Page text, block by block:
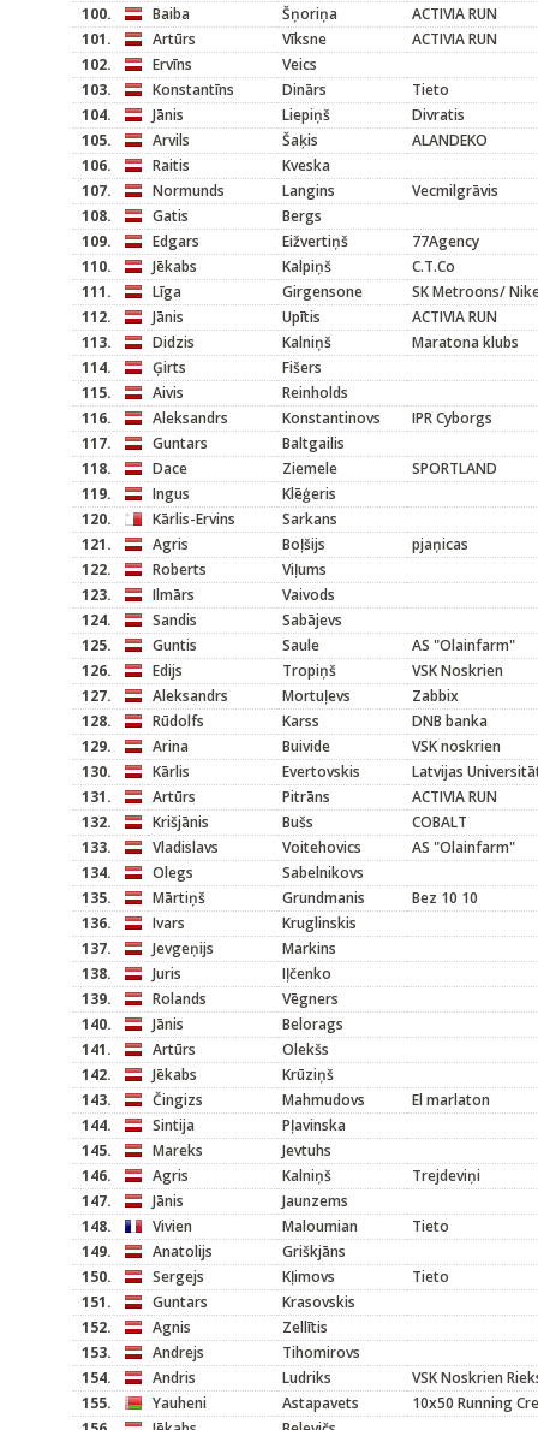
100.
Baiba Šņoriņa
ACTIVIA RUN
101.
Artūrs Vīksne
ACTIVIA RUN
102.
Ervīns
Veics
103.
Konstantīns Dinārs
Tieto
104.
Jānis Liepiņš
Divratis
105.
Arvils Šaķis
ALANDEKO
106.
Raitis
Kveska
107.
Normunds Langins
Vecmilgrāvis
108.
Gatis
Bergs
109.
Edgars Eižvertiņš
77Agency
110.
Jēkabs Kalpiņš
C.T.Co
111.
Līga Girgensone
SK Metroons/
112.
Jānis Upītis
ACTIVIA RUN
113.
Didzis Kalniņš
Maratona klubs
114.
Ģirts
Fišers
115.
Aivis
Reinholds
116.
Aleksandrs Konstantinovs
IPR Cyborgs
117.
Guntars
Baltgailis
118.
Dace Ziemele
SPORTLAND
119.
Ingus
Klēģeris
120.
Kārlis-Ervins
Sarkans
121.
Agris Boļšijs
pjaņicas
122.
Roberts
Viļums
123.
Ilmārs
Vaivods
124.
Sandis
Sabājevs
125.
Guntis Saule
AS "Olainfarm"
126.
Edijs Tropiņš
VSK Noskrien
127.
Aleksandrs Mortuļevs
Zabbix
128.
Rūdolfs Karss
DNB banka
129.
Arina Buivide
VSK noskrien
130.
Kārlis Evertovskis
Latvijas
131.
Artūrs Pitrāns
ACTIVIA RUN
132.
Krišjānis Bušs
COBALT
133.
Vladislavs Voitehovics
AS "Olainfarm"
134.
Olegs
Sabelnikovs
135.
Mārtiņš Grundmanis
Bez 10 10
136.
Ivars
Kruglinskis
137.
Jevgeņijs
Markins
138.
Juris
Iļčenko
139.
Rolands
Vēgners
140.
Jānis
Belorags
141.
Artūrs
Olekšs
142.
Jēkabs
Krūziņš
143.
Čingizs Mahmudovs
El marlaton
144.
Sintija
Pļavinska
145.
Mareks
Jevtuhs
146.
Agris Kalniņš
Trejdeviņi
147.
Jānis
Jaunzems
148.
Vivien Maloumian
Tieto
149.
Anatolijs
Griškjāns
150.
Sergejs Kļimovs
Tieto
151.
Guntars
Krasovskis
152.
Agnis
Zellītis
153.
Andrejs
Tihomirovs
154.
Andris Ludriks
VSK Noskrien
155.
Yauheni Astapavets
10x50 Running